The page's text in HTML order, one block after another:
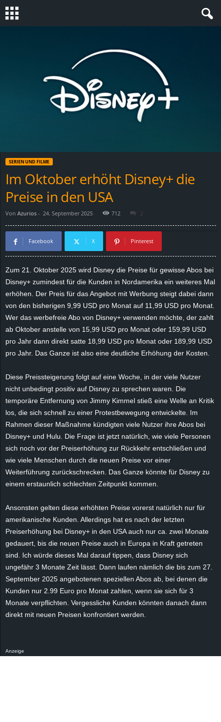
SERIEN UND FILME
Im Oktober erhöht Disney+ die
Preise in den USA
Von Azurios - 24. September 2025 712 2
Facebook X Pinterest
Zum 21. Oktober 2025 wird Disney die Preise für gewisse Abos bei
Disney+ zumindest für die Kunden in Nordamerika ein weiteres Mal
erhöhen. Der Preis für das Angebot mit Werbung steigt dabei dann
von den bisherigen 9,99 USD pro Monat auf 11,99 USD pro Monat.
Wer das werbefreie Abo von Disney+ verwenden möchte, der zahlt
ab Oktober anstelle von 15,99 USD pro Monat oder 159,99 USD
pro Jahr dann direkt satte 18,99 USD pro Monat oder 189,99 USD
pro Jahr. Das Ganze ist also eine deutliche Erhöhung der Kosten.
Diese Preissteigerung folgt auf eine Woche, in der viele Nutzer
nicht unbedingt positiv auf Disney zu sprechen waren. Die
temporäre Entfernung von Jimmy Kimmel stieß eine Welle an Kritik
los, die sich schnell zu einer Protestbewegung entwickelte. Im
Rahmen dieser Maßnahme kündigten viele Nutzer ihre Abos bei
Disney+ und Hulu. Die Frage ist jetzt natürlich, wie viele Personen
sich noch vor der Preiserhöhung zur Rückkehr entschließen und
wie viele Menschen durch die neuen Preise vor einer
Weiterführung zurückschrecken. Das Ganze könnte für Disney zu
einem erstaunlich schlechten Zeitpunkt kommen.
Ansonsten gelten diese erhöhten Preise vorerst natürlich nur für
amerikanische Kunden. Allerdings hat es nach der letzten
Preiserhöhung bei Disney+ in den USA auch nur ca. zwei Monate
gedauert, bis die neuen Preise auch in Europa in Kraft getreten
sind. Ich würde dieses Mal darauf tippen, dass Disney sich
ungefähr 3 Monate Zeit lässt. Dann laufen nämlich die bis zum 27.
September 2025 angebotenen speziellen Abos ab, bei denen die
Kunden nur 2.99 Euro pro Monat zahlen, wenn sie sich für 3
Monate verpflichten. Vergessliche Kunden könnten danach dann
direkt mit neuen Preisen konfrontiert werden.
Anzeige